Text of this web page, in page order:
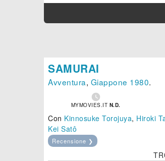
SAMURAI
Avventura, Giappone 1980.

MYMOVIES.IT N.D.
Con Kinnosuke Torojuya, Hiroki
Kei Satô
Recensione ❯